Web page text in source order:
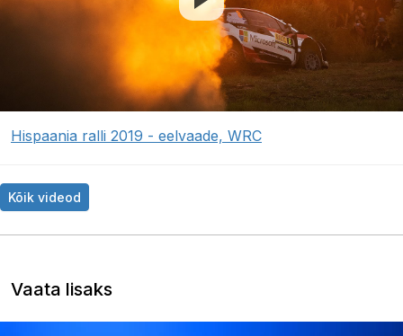
Hispaania ralli 2019 - eelvaade, WRC
Kõik videod
Vaata lisaks